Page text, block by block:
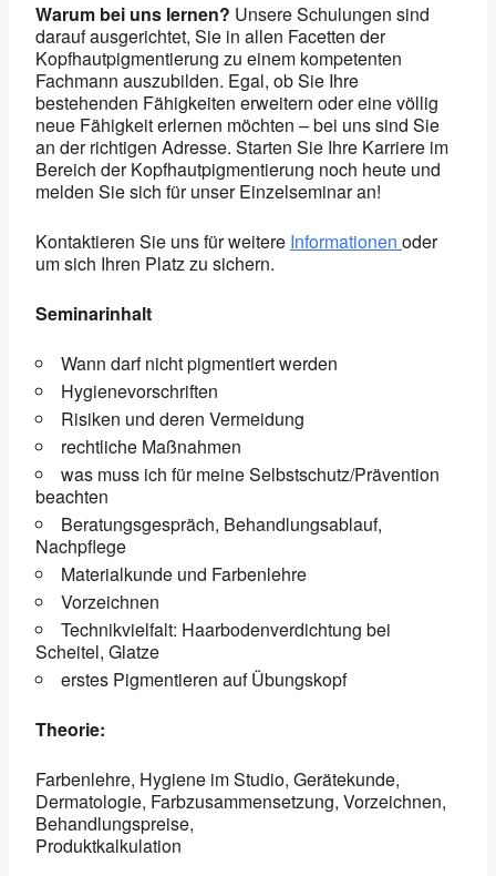
Warum bei uns lernen? Unsere Schulungen sind
darauf ausgerichtet, Sie in allen Facetten der
Kopfhautpigmentierung zu einem kompetenten
Fachmann auszubilden. Egal, ob Sie Ihre
bestehenden Fähigkeiten erweitern oder eine völlig
neue Fähigkeit erlernen möchten – bei uns sind Sie
an der richtigen Adresse. Starten Sie Ihre Karriere im
Bereich der Kopfhautpigmentierung noch heute und
melden Sie sich für unser Einzelseminar an!
Kontaktieren Sie uns für weitere Informationen oder
um sich Ihren Platz zu sichern.
Seminarinhalt
Wann darf nicht pigmentiert werden
Hygienevorschriften
Risiken und deren Vermeidung
rechtliche Maßnahmen
was muss ich für meine Selbstschutz/Prävention
beachten
Beratungsgespräch, Behandlungsablauf,
Nachpflege
Materialkunde und Farbenlehre
Vorzeichnen
Technikvielfalt: Haarbodenverdichtung bei
Scheitel, Glatze
erstes Pigmentieren auf Übungskopf
Theorie:
Farbenlehre, Hygiene im Studio, Gerätekunde,
Dermatologie, Farbzusammensetzung, Vorzeichnen,
Behandlungspreise,
Produktkalkulation